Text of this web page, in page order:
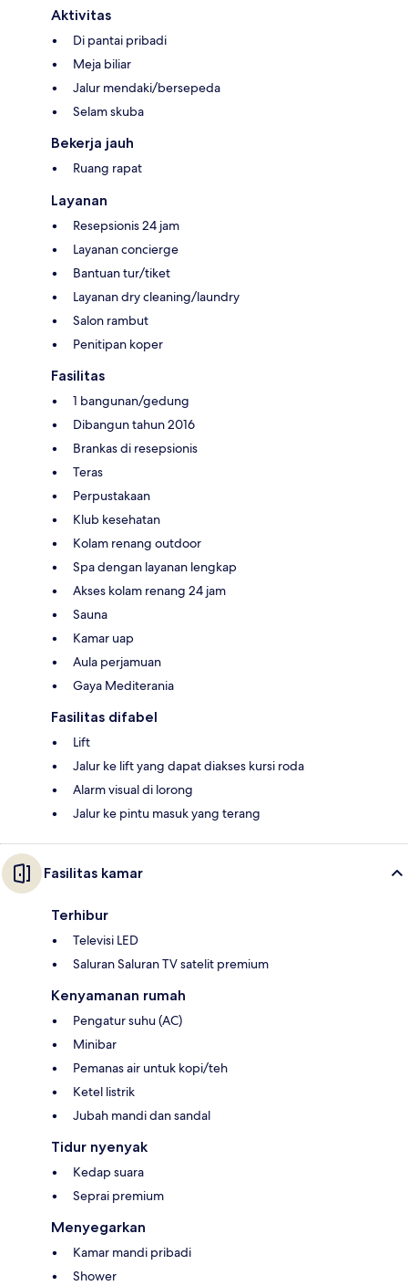
Aktivitas
Di pantai pribadi
Meja biliar
Jalur mendaki/bersepeda
Selam skuba
Bekerja jauh
Ruang rapat
Layanan
Resepsionis 24 jam
Layanan concierge
Bantuan tur/tiket
Layanan dry cleaning/laundry
Salon rambut
Penitipan koper
Fasilitas
1 bangunan/gedung
Dibangun tahun 2016
Brankas di resepsionis
Teras
Perpustakaan
Klub kesehatan
Kolam renang outdoor
Spa dengan layanan lengkap
Akses kolam renang 24 jam
Sauna
Kamar uap
Aula perjamuan
Gaya Mediterania
Fasilitas difabel
Lift
Jalur ke lift yang dapat diakses kursi roda
Alarm visual di lorong
Jalur ke pintu masuk yang terang
Fasilitas kamar
Terhibur
Televisi LED
Saluran Saluran TV satelit premium
Kenyamanan rumah
Pengatur suhu (AC)
Minibar
Pemanas air untuk kopi/teh
Ketel listrik
Jubah mandi dan sandal
Tidur nyenyak
Kedap suara
Seprai premium
Menyegarkan
Kamar mandi pribadi
Shower